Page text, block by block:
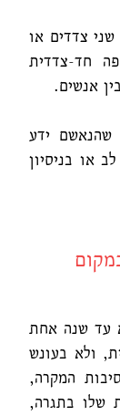
צדדים או
חד-צדדית
אנשים.
ידע
או בניסיון
עד שנה אחת
ולא בעונש
המקרה,
שלו בתגרה,